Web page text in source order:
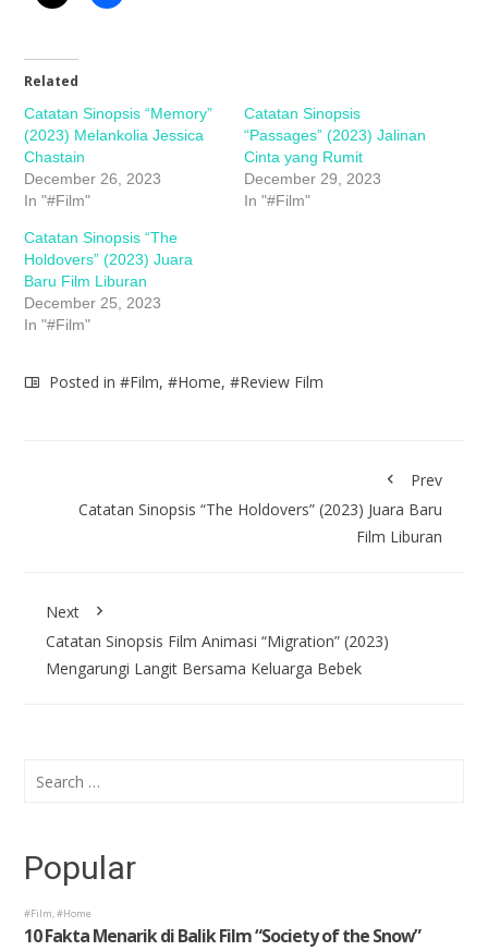
Related
Catatan Sinopsis “Memory”
(2023) Melankolia Jessica
Chastain
December 26, 2023
In "#Film"
Catatan Sinopsis
“Passages” (2023) Jalinan
Cinta yang Rumit
December 29, 2023
In "#Film"
Catatan Sinopsis “The
Holdovers” (2023) Juara
Baru Film Liburan
December 25, 2023
In "#Film"
Posted in#Film,#Home,#Review Film
Prev
Catatan Sinopsis “The Holdovers” (2023) Juara Baru
Film Liburan
Next
Catatan Sinopsis Film Animasi “Migration” (2023)
Mengarungi Langit Bersama Keluarga Bebek
Search
Popular